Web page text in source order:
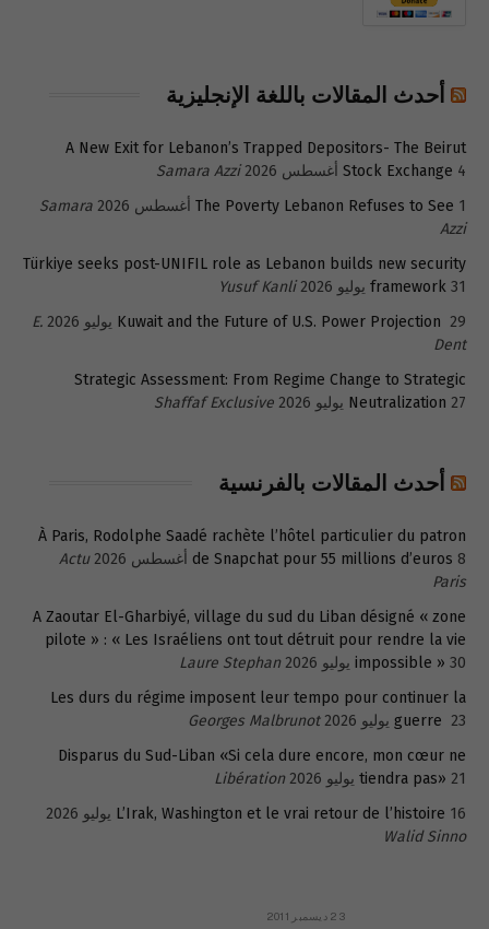
أحدث المقالات باللغة الإنجليزية
A New Exit for Lebanon’s Trapped Depositors- The Beirut
Stock Exchange 4 أغسطس 2026
Samara Azzi
The Poverty Lebanon Refuses to See 1 أغسطس 2026
Samara
Azzi
Türkiye seeks post-UNIFIL role as Lebanon builds new security
framework 31 يوليو 2026
Yusuf Kanli
Kuwait and the Future of U.S. Power Projection 29 يوليو 2026
E.
Dent
Strategic Assessment: From Regime Change to Strategic
Neutralization 27 يوليو 2026 Shaffaf Exclusive
أحدث المقالات بالفرنسية
À Paris, Rodolphe Saadé rachète l’hôtel particulier du patron
de Snapchat pour 55 millions d’euros 8 أغسطس 2026
Actu
Paris
A Zaoutar El-Gharbiyé, village du sud du Liban désigné « zone
pilote » : « Les Israéliens ont tout détruit pour rendre la vie
impossible » 30 يوليو 2026
Laure Stephan
Les durs du régime imposent leur tempo pour continuer la
guerre 23 يوليو 2026
Georges Malbrunot
Disparus du Sud-Liban «Si cela dure encore, mon cœur ne
tiendra pas» 21 يوليو 2026
Libération
L’Irak, Washington et le vrai retour de l’histoire 16 يوليو 2026
Walid Sinno
23 ديسمبر 2011